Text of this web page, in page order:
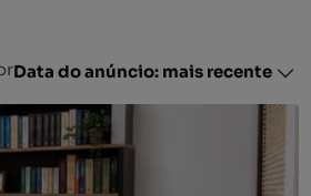
Data do anúncio: mais recente